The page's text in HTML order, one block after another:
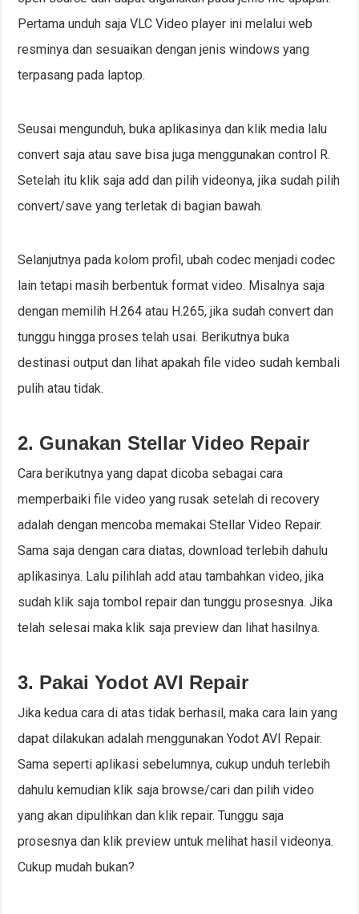
Pertama unduh saja VLC Video player ini melalui web
resminya dan sesuaikan dengan jenis windows yang
terpasang pada laptop.
Seusai mengunduh, buka aplikasinya dan klik media lalu
convert saja atau save bisa juga menggunakan control R.
Setelah itu klik saja add dan pilih videonya, jika sudah pilih
convert/save yang terletak di bagian bawah.
Selanjutnya pada kolom profil, ubah codec menjadi codec
lain tetapi masih berbentuk format video. Misalnya saja
dengan memilih H.264 atau H.265, jika sudah convert dan
tunggu hingga proses telah usai. Berikutnya buka
destinasi output dan lihat apakah file video sudah kembali
pulih atau tidak.
2. Gunakan Stellar Video Repair
Cara berikutnya yang dapat dicoba sebagai cara
memperbaiki file video yang rusak setelah di recovery
adalah dengan mencoba memakai Stellar Video Repair.
Sama saja dengan cara diatas, download terlebih dahulu
aplikasinya. Lalu pilihlah add atau tambahkan video, jika
sudah klik saja tombol repair dan tunggu prosesnya. Jika
telah selesai maka klik saja preview dan lihat hasilnya.
3. Pakai Yodot AVI Repair
Jika kedua cara di atas tidak berhasil, maka cara lain yang
dapat dilakukan adalah menggunakan Yodot AVI Repair.
Sama seperti aplikasi sebelumnya, cukup unduh terlebih
dahulu kemudian klik saja browse/cari dan pilih video
yang akan dipulihkan dan klik repair. Tunggu saja
prosesnya dan klik preview untuk melihat hasil videonya.
Cukup mudah bukan?